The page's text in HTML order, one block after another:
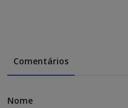
Comentários
Nome